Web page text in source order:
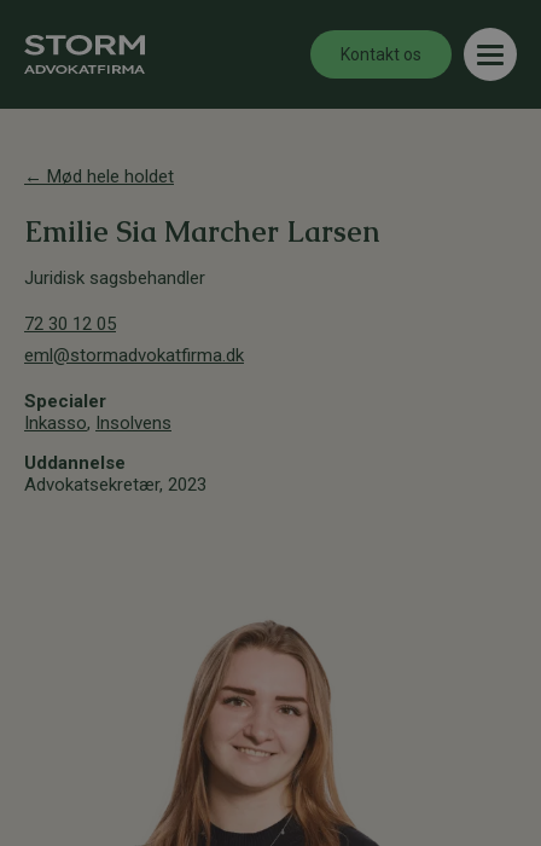
Kontakt os
← Mød hele holdet
Emilie Sia Marcher Larsen
Juridisk sagsbehandler
72 30 12 05
eml@stormadvokatfirma.dk
Specialer
Inkasso, Insolvens
Uddannelse
Advokatsekretær, 2023